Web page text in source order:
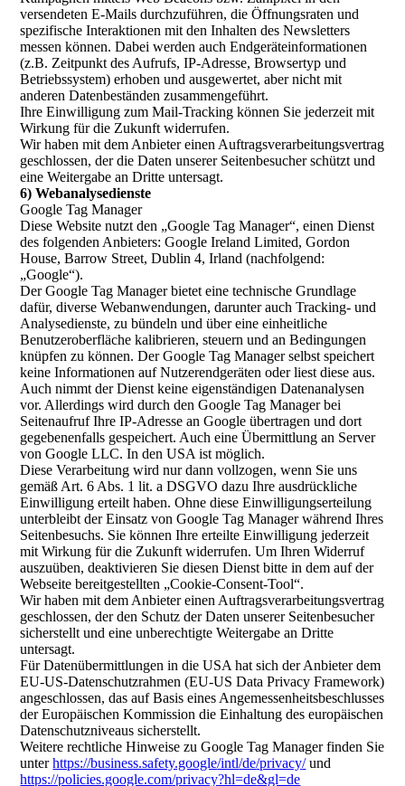
versendeten E-Mails durchzuführen, die Öffnungsraten und
spezifische Interaktionen mit den Inhalten des Newsletters
messen können. Dabei werden auch Endgeräteinformationen
(z.B. Zeitpunkt des Aufrufs, IP-Adresse, Browsertyp und
Betriebssystem) erhoben und ausgewertet, aber nicht mit
anderen Datenbeständen zusammengeführt.
Ihre Einwilligung zum Mail-Tracking können Sie jederzeit mit
Wirkung für die Zukunft widerrufen.
Wir haben mit dem Anbieter einen Auftragsverarbeitungsvertrag
geschlossen, der die Daten unserer Seitenbesucher schützt und
eine Weitergabe an Dritte untersagt.
6) Webanalysedienste
Google Tag Manager
Diese Website nutzt den „Google Tag Manager“, einen Dienst
des folgenden Anbieters: Google Ireland Limited, Gordon
House, Barrow Street, Dublin 4, Irland (nachfolgend:
„Google“).
Der Google Tag Manager bietet eine technische Grundlage
dafür, diverse Webanwendungen, darunter auch Tracking- und
Analysedienste, zu bündeln und über eine einheitliche
Benutzeroberfläche kalibrieren, steuern und an Bedingungen
knüpfen zu können. Der Google Tag Manager selbst speichert
keine Informationen auf Nutzerendgeräten oder liest diese aus.
Auch nimmt der Dienst keine eigenständigen Datenanalysen
vor. Allerdings wird durch den Google Tag Manager bei
Seitenaufruf Ihre IP-Adresse an Google übertragen und dort
gegebenenfalls gespeichert. Auch eine Übermittlung an Server
von Google LLC. In den USA ist möglich.
Diese Verarbeitung wird nur dann vollzogen, wenn Sie uns
gemäß Art. 6 Abs. 1 lit. a DSGVO dazu Ihre ausdrückliche
Einwilligung erteilt haben. Ohne diese Einwilligungserteilung
unterbleibt der Einsatz von Google Tag Manager während Ihres
Seitenbesuchs. Sie können Ihre erteilte Einwilligung jederzeit
mit Wirkung für die Zukunft widerrufen. Um Ihren Widerruf
auszuüben, deaktivieren Sie diesen Dienst bitte in dem auf der
Webseite bereitgestellten „Cookie-Consent-Tool“.
Wir haben mit dem Anbieter einen Auftragsverarbeitungsvertrag
geschlossen, der den Schutz der Daten unserer Seitenbesucher
sicherstellt und eine unberechtigte Weitergabe an Dritte
untersagt.
Für Datenübermittlungen in die USA hat sich der Anbieter dem
EU-US-Datenschutzrahmen (EU-US Data Privacy Framework)
angeschlossen, das auf Basis eines Angemessenheitsbeschlusses
der Europäischen Kommission die Einhaltung des europäischen
Datenschutzniveaus sicherstellt.
Weitere rechtliche Hinweise zu Google Tag Manager finden Sie
unterhttps://business.safety.google/intl/de/privacy/und
https://policies.google.com/privacy?hl=de&gl=de